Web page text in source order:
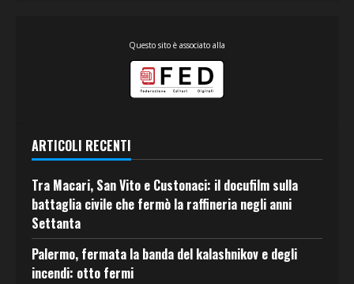
Questo sito è associato alla
ARTICOLI RECENTI
Tra Macari, San Vito e Custonaci: il docufilm sulla
battaglia civile che fermò la raffineria negli anni
Settanta
Palermo, fermata la banda del kalashnikov e degli
incendi: otto fermi